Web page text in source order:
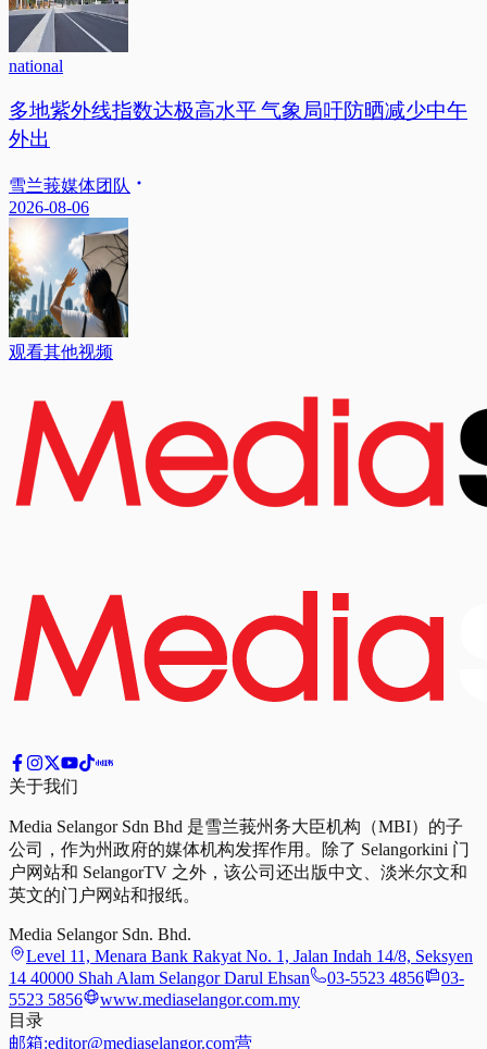
national
多地紫外线指数达极高水平 气象局吁防晒减少中午
外出
雪兰莪媒体团队
2026-08-06
观看其他视频
关于我们
Media Selangor Sdn Bhd 是雪兰莪州务大臣机构（MBI）的子
公司，作为州政府的媒体机构发挥作用。除了 Selangorkini 门
户网站和 SelangorTV 之外，该公司还出版中文、淡米尔文和
英文的门户网站和报纸。
Media Selangor Sdn. Bhd.
Level 11, Menara Bank Rakyat No. 1, Jalan Indah 14/8, Seksyen
14 40000 Shah Alam Selangor Darul Ehsan
03-5523 4856
03-
5523 5856
www.mediaselangor.com.my
目录
邮箱:editor@mediaselangor.com营